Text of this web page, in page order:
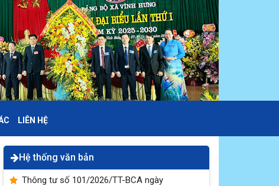
LIÊN HỆ
Hệ thống văn bản
Thông tư số 101/2026/TT-BCA ngày